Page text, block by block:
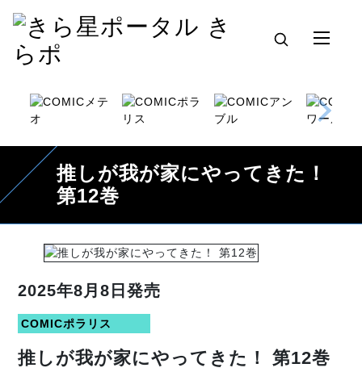
推しが我が家にやってきた！
第12巻
2025年8月8日発売
COMICポラリス
推しが我が家にやってきた！ 第12巻